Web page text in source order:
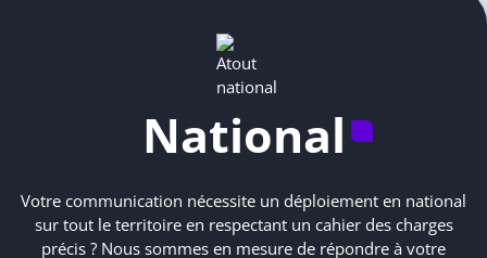
National
Votre communication nécessite un déploiement en national
sur tout le territoire en respectant un cahier des charges
précis ? Nous sommes en mesure de répondre à votre